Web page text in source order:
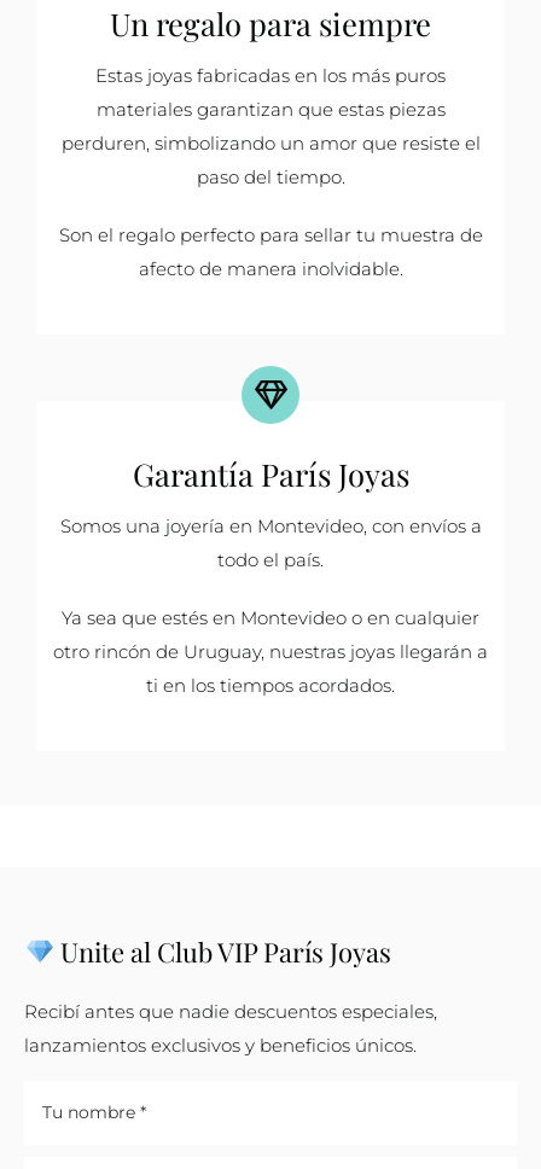
Un regalo para siempre
Estas joyas fabricadas en los más puros
materiales garantizan que estas piezas
perduren, simbolizando un amor que resiste el
paso del tiempo.
Son el regalo perfecto para sellar tu muestra de
afecto de manera inolvidable.
Garantía París Joyas
Somos una joyería en Montevideo, con envíos a
todo el país.
Ya sea que estés en Montevideo o en cualquier
otro rincón de Uruguay, nuestras joyas llegarán a
ti en los tiempos acordados.
Unite al Club VIP París Joyas
Recibí antes que nadie descuentos especiales,
lanzamientos exclusivos y beneficios únicos.